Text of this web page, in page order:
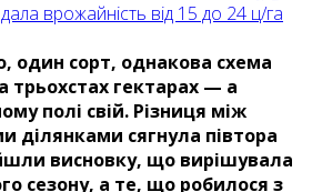
врожайність від 15 до 24 ц/га
один сорт, однакова схема
трьохстах гектарах — а
полі свій. Різниця між
ділянками сягнула півтора
висновку, що вирішувала
сезону, а те, що робилося з